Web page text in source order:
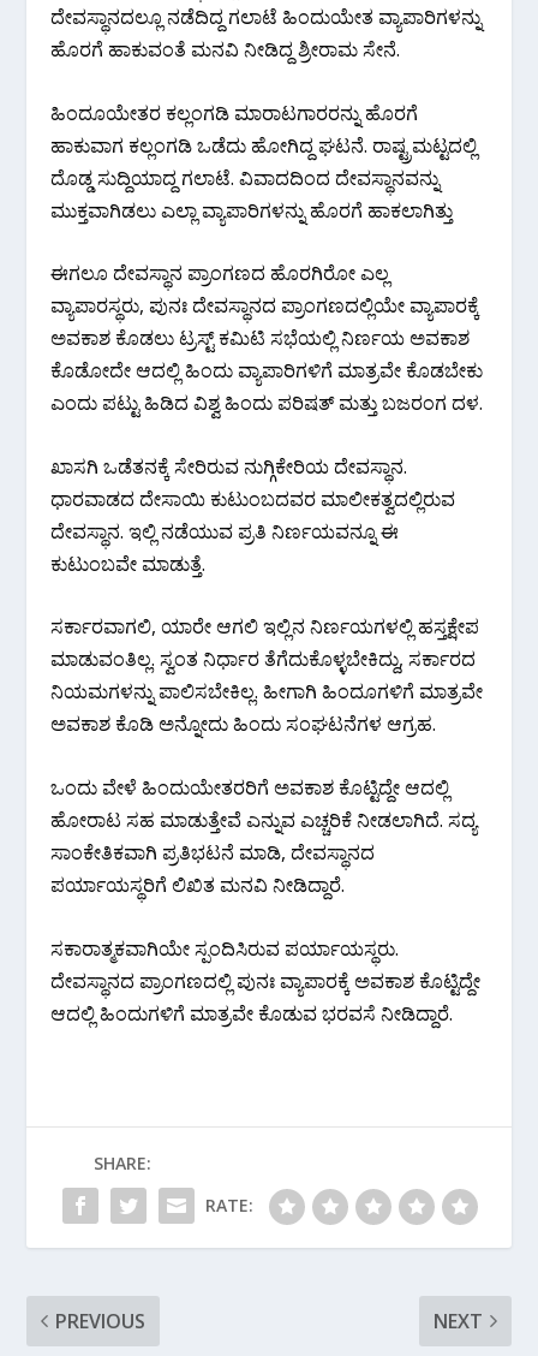
ದೇವಸ್ಥಾನದಲ್ಲೂ ನಡೆದಿದ್ದ ಗಲಾಟೆ ಹಿಂದುಯೇತ ವ್ಯಾಪಾರಿಗಳನ್ನು
ಹೊರಗೆ ಹಾಕುವಂತೆ ಮನವಿ ನೀಡಿದ್ದ ಶ್ರೀರಾಮ ಸೇನೆ.
ಹಿಂದೂಯೇತರ ಕಲ್ಲಂಗಡಿ ಮಾರಾಟಗಾರರನ್ನು ಹೊರಗೆ
ಹಾಕುವಾಗ ಕಲ್ಲಂಗಡಿ ಒಡೆದು ಹೋಗಿದ್ದ ಘಟನೆ. ರಾಷ್ಟ್ರಮಟ್ಟದಲ್ಲಿ
ದೊಡ್ಡ ಸುದ್ದಿಯಾದ್ದ ಗಲಾಟೆ. ವಿವಾದದಿಂದ ದೇವಸ್ಥಾನವನ್ನು
ಮುಕ್ತವಾಗಿಡಲು ಎಲ್ಲಾ ವ್ಯಾಪಾರಿಗಳನ್ನು ಹೊರಗೆ ಹಾಕಲಾಗಿತ್ತು
ಈಗಲೂ ದೇವಸ್ಥಾನ ಪ್ರಾಂಗಣದ ಹೊರಗಿರೋ ಎಲ್ಲ
ವ್ಯಾಪಾರಸ್ಥರು, ಪುನಃ ದೇವಸ್ಥಾನದ ಪ್ರಾಂಗಣದಲ್ಲಿಯೇ ವ್ಯಾಪಾರಕ್ಕೆ
ಅವಕಾಶ ಕೊಡಲು ಟ್ರಸ್ಟ್ ಕಮಿಟಿ ಸಭೆಯಲ್ಲಿ ನಿರ್ಣಯ ಅವಕಾಶ
ಕೊಡೋದೇ ಆದಲ್ಲಿ ಹಿಂದು ವ್ಯಾಪಾರಿಗಳಿಗೆ ಮಾತ್ರವೇ ಕೊಡಬೇಕು
ಎಂದು ಪಟ್ಟು ಹಿಡಿದ ವಿಶ್ವ ಹಿಂದು ಪರಿಷತ್ ಮತ್ತು ಬಜರಂಗ ದಳ.
ಖಾಸಗಿ ಒಡೆತನಕ್ಕೆ ಸೇರಿರುವ ನುಗ್ಗಿಕೇರಿಯ ದೇವಸ್ಥಾನ.
ಧಾರವಾಡದ ದೇಸಾಯಿ ಕುಟುಂಬದವರ ಮಾಲೀಕತ್ವದಲ್ಲಿರುವ
ದೇವಸ್ಥಾನ. ಇಲ್ಲಿ ನಡೆಯುವ ಪ್ರತಿ ನಿರ್ಣಯವನ್ನೂ ಈ
ಕುಟುಂಬವೇ ಮಾಡುತ್ತೆ.
ಸರ್ಕಾರವಾಗಲಿ, ಯಾರೇ ಆಗಲಿ ಇಲ್ಲಿನ ನಿರ್ಣಯಗಳಲ್ಲಿ ಹಸ್ತಕ್ಷೇಪ
ಮಾಡುವಂತಿಲ್ಲ. ಸ್ವಂತ ನಿರ್ಧಾರ ತೆಗೆದುಕೊಳ್ಳಬೇಕಿದ್ದು, ಸರ್ಕಾರದ
ನಿಯಮಗಳನ್ನು ಪಾಲಿಸಬೇಕಿಲ್ಲ. ಹೀಗಾಗಿ ಹಿಂದೂಗಳಿಗೆ ಮಾತ್ರವೇ
ಅವಕಾಶ ಕೊಡಿ ಅನ್ನೋದು ಹಿಂದು ಸಂಘಟನೆಗಳ ಆಗ್ರಹ.
ಒಂದು ವೇಳೆ ಹಿಂದುಯೇತರರಿಗೆ ಅವಕಾಶ ಕೊಟ್ಟಿದ್ದೇ ಆದಲ್ಲಿ
ಹೋರಾಟ ಸಹ ಮಾಡುತ್ತೇವೆ ಎನ್ನುವ ಎಚ್ಚರಿಕೆ ನೀಡಲಾಗಿದೆ. ಸದ್ಯ
ಸಾಂಕೇತಿಕವಾಗಿ ಪ್ರತಿಭಟನೆ ಮಾಡಿ, ದೇವಸ್ಥಾನದ
ಪರ್ಯಾಯಸ್ಥರಿಗೆ ಲಿಖಿತ ಮನವಿ ನೀಡಿದ್ದಾರೆ.
ಸಕಾರಾತ್ಮಕವಾಗಿಯೇ ಸ್ಪಂದಿಸಿರುವ ಪರ್ಯಾಯಸ್ಥರು.
ದೇವಸ್ಥಾನದ ಪ್ರಾಂಗಣದಲ್ಲಿ ಪುನಃ ವ್ಯಾಪಾರಕ್ಕೆ ಅವಕಾಶ ಕೊಟ್ಟಿದ್ದೇ
ಆದಲ್ಲಿ ಹಿಂದುಗಳಿಗೆ ಮಾತ್ರವೇ ಕೊಡುವ ಭರವಸೆ ನೀಡಿದ್ದಾರೆ.
SHARE:
RATE:
PREVIOUS NEXT